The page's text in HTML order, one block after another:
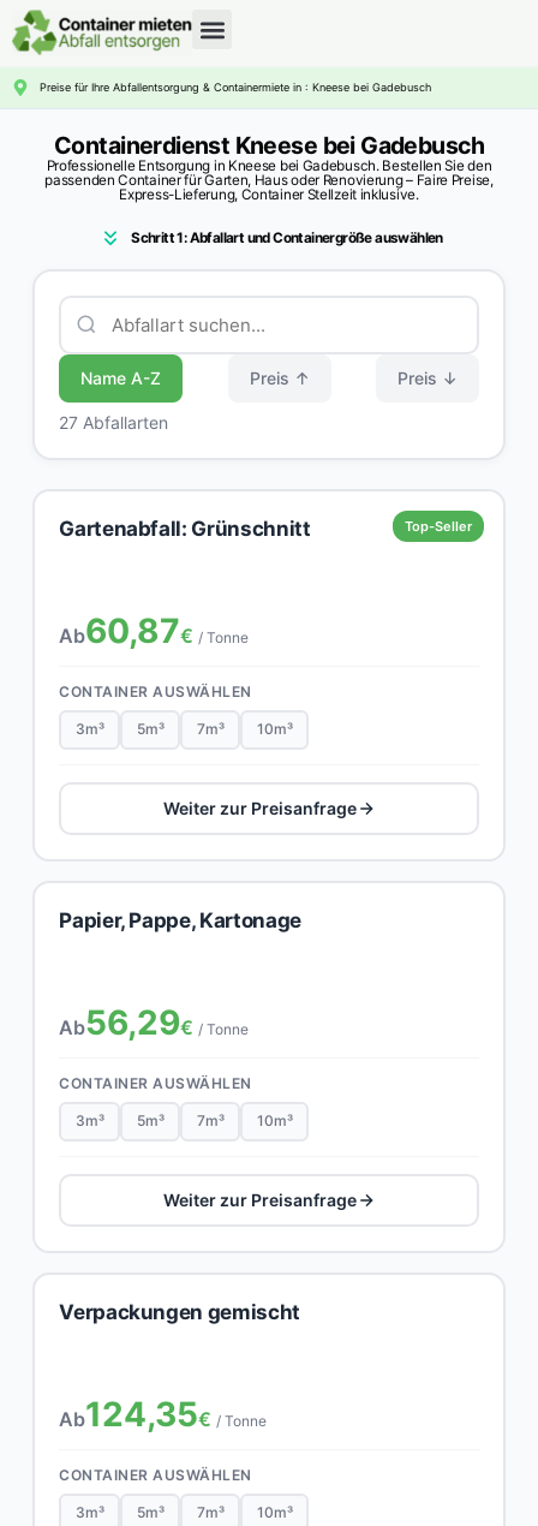
Preise für Ihre Abfallentsorgung & Containermiete in : Kneese bei Gadebusch
Containerdienst Kneese bei Gadebusch
Professionelle Entsorgung in Kneese bei Gadebusch. Bestellen Sie den
passenden Container für Garten, Haus oder Renovierung – Faire Preise,
Express-Lieferung, Container Stellzeit inklusive.
Schritt 1: Abfallart und Containergröße auswählen
Name A-Z Preis ↑ Preis ↓
27 Abfallarten
Top-Seller
Gartenabfall: Grünschnitt
Ab60,87€ / Tonne
CONTAINER AUSWÄHLEN
3m³ 5m³ 7m³ 10m³
Weiter zur Preisanfrage
Papier, Pappe, Kartonage
Ab56,29€ / Tonne
CONTAINER AUSWÄHLEN
3m³ 5m³ 7m³ 10m³
Weiter zur Preisanfrage
Verpackungen gemischt
Ab124,35€ / Tonne
CONTAINER AUSWÄHLEN
3m³ 5m³ 7m³ 10m³